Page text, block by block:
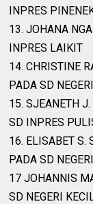
INPRES
13. JOHANA
INPRES LAIKIT
14. CHRISTINE
PADA SD
15. SJEANETH
SD INPRES
16. ELISABET S.
PADA SD
17 JOHANNIS
SD NEGERI